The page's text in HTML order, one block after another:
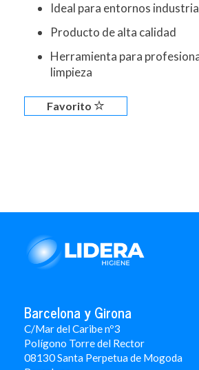
Ideal para entornos
Producto de alta calidad
Herramienta para
limpieza
Favorito
Barcelona y Girona
C/Mar del Caribe nº3
Polígono Torre del Rector
08130 Santa Perpetua de Mogoda